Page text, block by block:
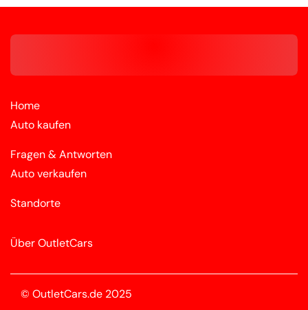
Home
Auto kaufen
Fragen & Antworten
Auto verkaufen
Standorte
Über OutletCars
© OutletCars.de 2025